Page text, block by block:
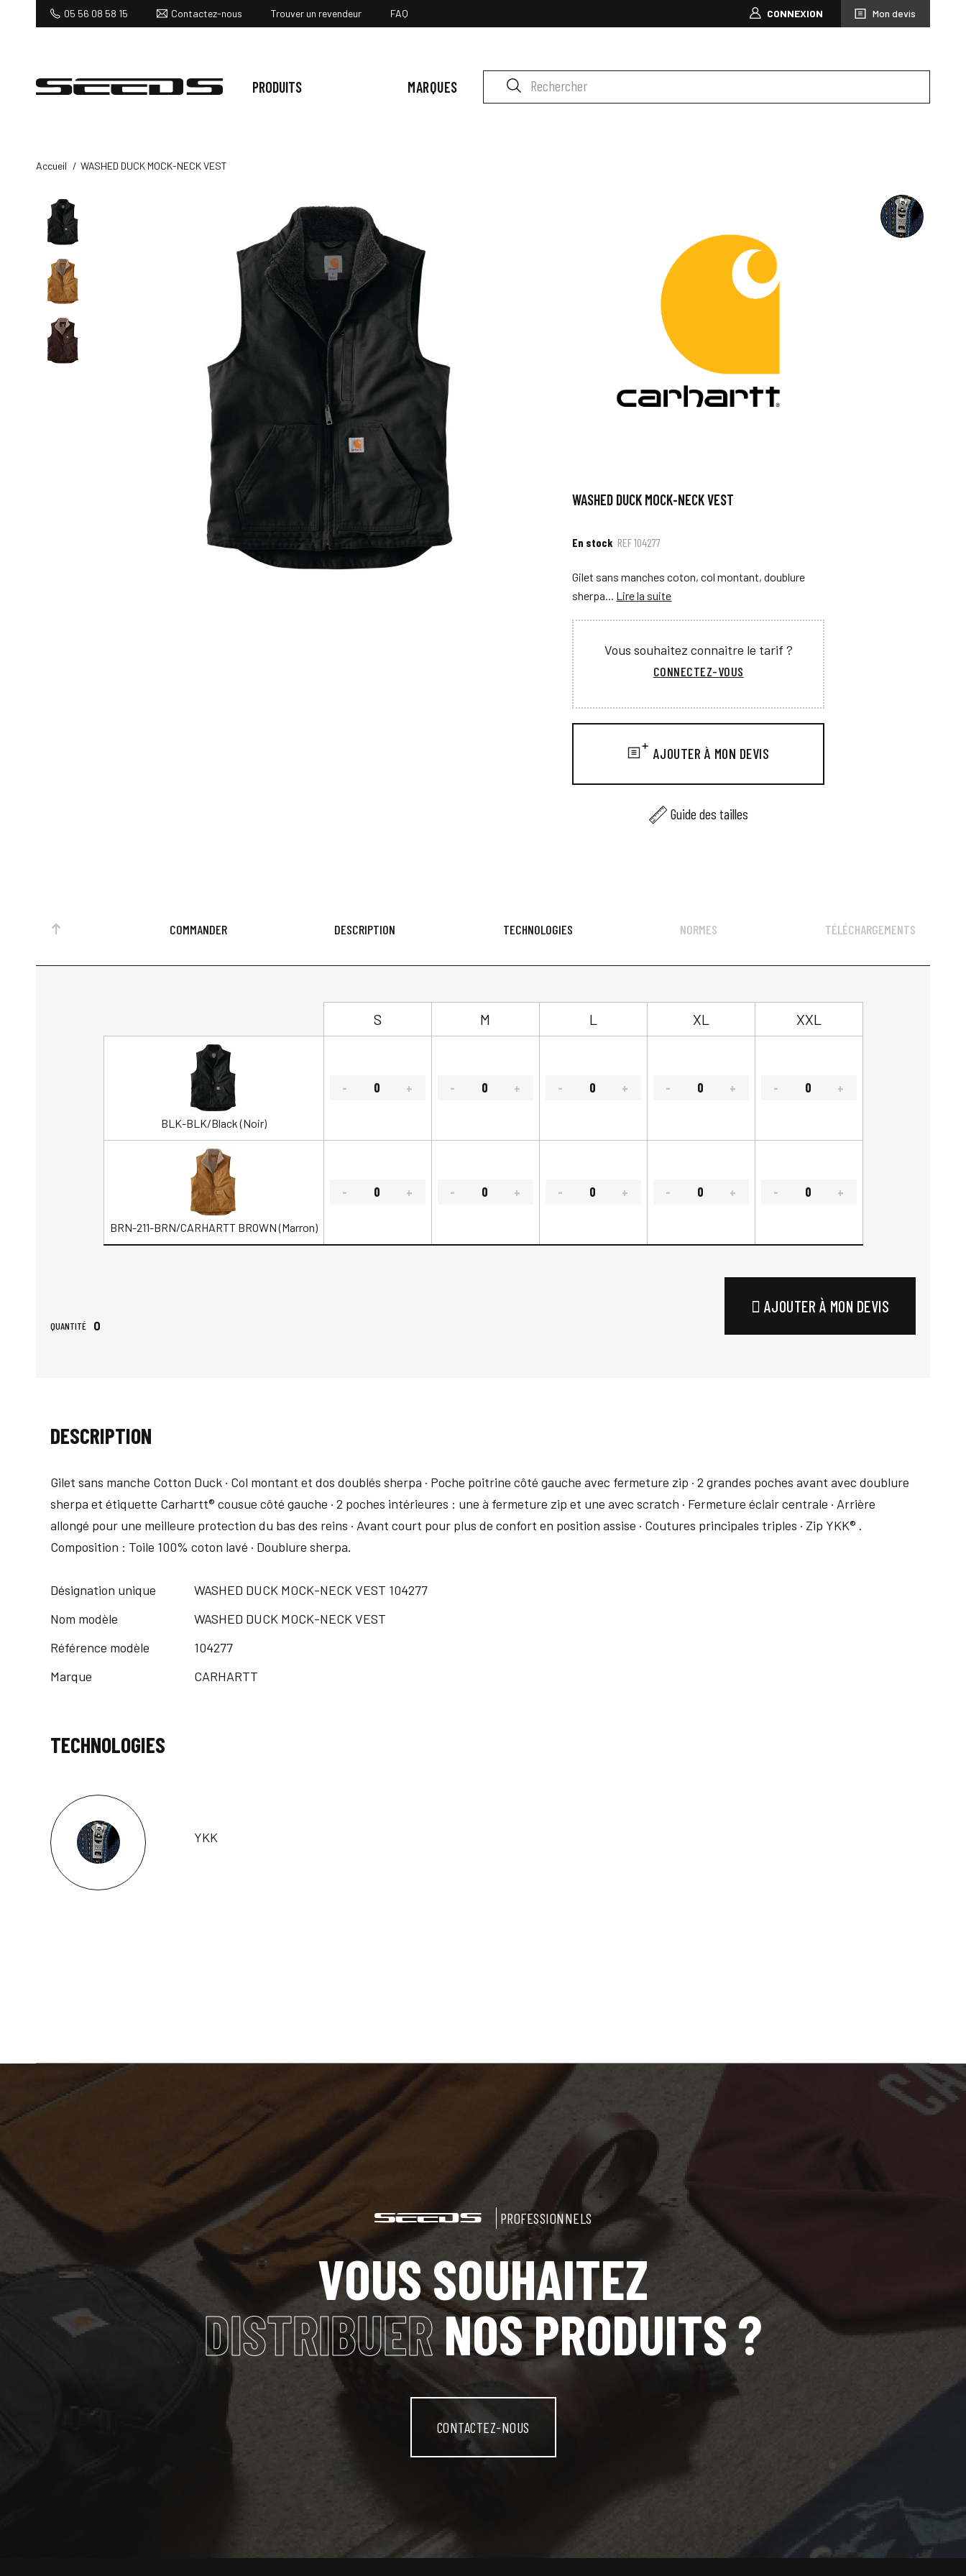
05 56 08 58 15 Contactez-nous Trouver un revendeur FAQ CONNEXION Mon devis
PRODUITS MARQUES
Accueil WASHED DUCK MOCK-NECK VEST
WASHED DUCK MOCK-NECK VEST
En stock REF104277
Gilet sans manches coton, col montant, doublure
sherpa... Lire la suite
Vous souhaitez connaitre le tarif ?
CONNECTEZ-VOUS
AJOUTER À MON DEVIS
Guide des tailles
COMMANDER DESCRIPTION TECHNOLOGIES NORMES TÉLÉCHARGEMENTS
S M L XL XXL
BLK-BLK/Black (Noir)
BRN-211-BRN/CARHARTT BROWN (Marron)
QUANTITÉ 0
AJOUTER À MON DEVIS
DESCRIPTION
Gilet sans manche Cotton Duck · Col montant et dos doublés sherpa · Poche poitrine côté gauche avec fermeture zip · 2 grandes poches avant avec doublure
sherpa et étiquette Carhartt® cousue côté gauche · 2 poches intérieures : une à fermeture zip et une avec scratch · Fermeture éclair centrale · Arrière
allongé pour une meilleure protection du bas des reins · Avant court pour plus de confort en position assise · Coutures principales triples · Zip YKK® .
Composition : Toile 100% coton lavé · Doublure sherpa.
Désignation unique
WASHED DUCK MOCK-NECK VEST 104277
Nom modèle
WASHED DUCK MOCK-NECK VEST
Référence modèle
104277
Marque
CARHARTT
TECHNOLOGIES
YKK
PROFESSIONNELS
VOUS SOUHAITEZ
DISTRIBUERNOS PRODUITS ?
CONTACTEZ-NOUS